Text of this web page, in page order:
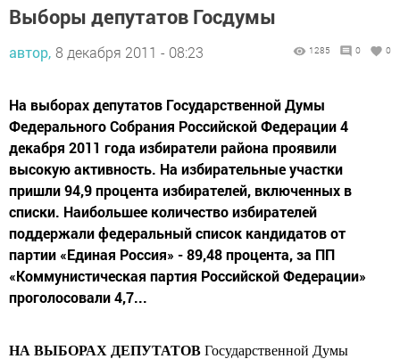
Выборы депутатов Госдумы
автор, 8 декабря 2011 - 08:23 1285 0 0
На выборах депутатов Государственной Думы
Федерального Собрания Российской Федерации 4
декабря 2011 года избиратели района проявили
высокую активность. На избирательные участки
пришли 94,9 процента избирателей, включенных в
списки. Наибольшее количество избирателей
поддержали федеральный список кандидатов от
партии «Единая Россия» - 89,48 процента, за ПП
«Коммунистическая партия Российской Федерации»
проголосовали 4,7...
НА ВЫБОРАХ ДЕПУТАТОВ Государственной Думы